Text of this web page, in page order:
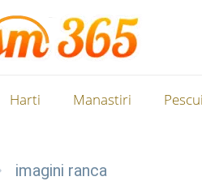
Harti Manastiri
imagini ranca